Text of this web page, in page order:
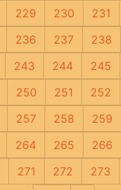
229 230 231
236 237 238
243 244 245
250 251 252
257 258 259
264 265 266
271 272 273